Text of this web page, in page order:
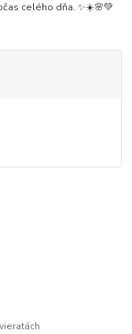
celého dňa. ✨☀️🌸💚